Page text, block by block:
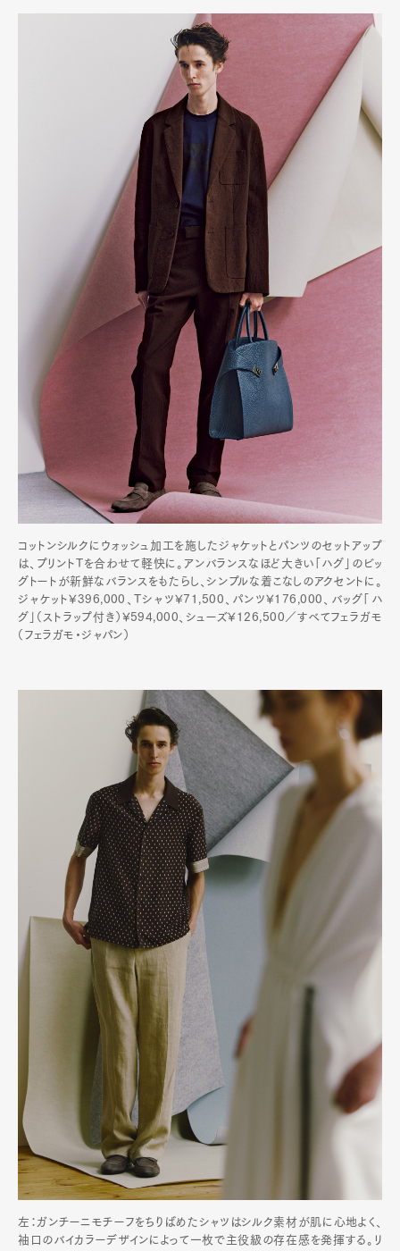
コットンシルクにウォッシュ加工を施したジャケットとパンツのセットアップ
は、プリントTを合わせて軽快に。アンバランスなほど大きい「ハグ」のビッ
グトートが新鮮なバランスをもたらし、シンプルな着こなしのアクセントに。
ジャケット¥396,000、Tシャツ¥71,500、パンツ¥176,000、バッグ「ハ
グ」（ストラップ付き）¥594,000、シューズ¥126,500／すべてフェラガモ
（フェラガモ・ジャパン）
左：ガンチーニモチーフをちりばめたシャツはシルク素材が肌に心地よく、
袖口のバイカラーデザインによって一枚で主役級の存在感を発揮する。リ